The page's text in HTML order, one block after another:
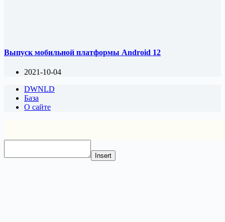
Выпуск мобильной платформы Android 12
2021-10-04
DWNLD
База
О сайте
Insert